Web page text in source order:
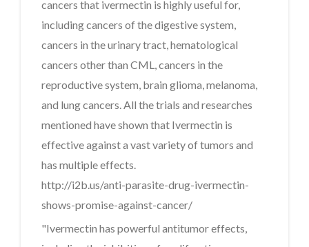
cancers that ivermectin is highly useful for,
including cancers of the digestive system,
cancers in the urinary tract, hematological
cancers other than CML, cancers in the
reproductive system, brain glioma, melanoma,
and lung cancers. All the trials and researches
mentioned have shown that Ivermectin is
effective against a vast variety of tumors and
has multiple effects.
http://i2b.us/anti-parasite-drug-ivermectin-
shows-promise-against-cancer/
"Ivermectin has powerful antitumor effects,